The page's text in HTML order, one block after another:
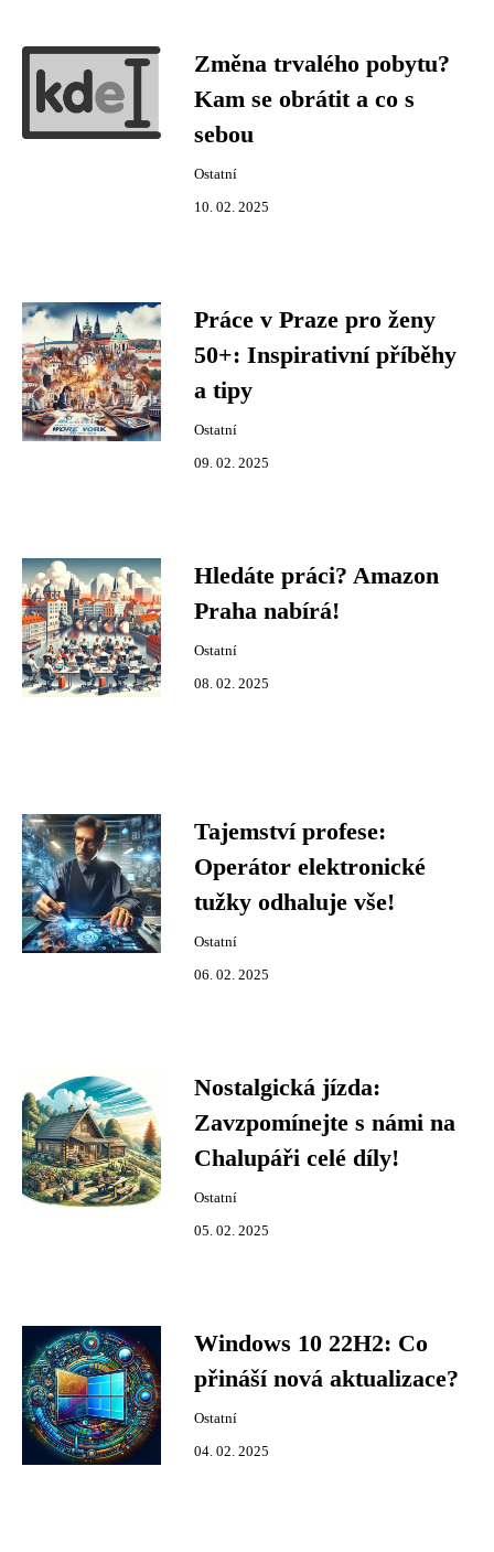
Změna trvalého pobytu?
Kam se obrátit a co s
sebou
Ostatní
10. 02. 2025
Práce v Praze pro ženy
50+: Inspirativní příběhy
a tipy
Ostatní
09. 02. 2025
Hledáte práci? Amazon
Praha nabírá!
Ostatní
08. 02. 2025
Tajemství profese:
Operátor elektronické
tužky odhaluje vše!
Ostatní
06. 02. 2025
Nostalgická jízda:
Zavzpomínejte s námi na
Chalupáři celé díly!
Ostatní
05. 02. 2025
Windows 10 22H2: Co
přináší nová aktualizace?
Ostatní
04. 02. 2025